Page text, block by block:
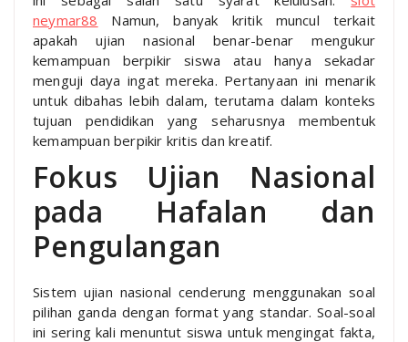
neymar88 Namun, banyak kritik muncul terkait
apakah ujian nasional benar-benar mengukur
kemampuan berpikir siswa atau hanya sekadar
menguji daya ingat mereka. Pertanyaan ini menarik
untuk dibahas lebih dalam, terutama dalam konteks
tujuan pendidikan yang seharusnya membentuk
kemampuan berpikir kritis dan kreatif.
Fokus Ujian Nasional
pada Hafalan dan
Pengulangan
Sistem ujian nasional cenderung menggunakan soal
pilihan ganda dengan format yang standar. Soal-soal
ini sering kali menuntut siswa untuk mengingat fakta,